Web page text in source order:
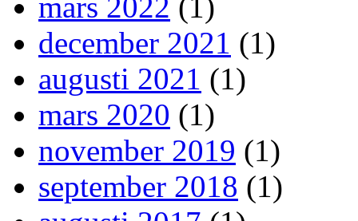
december 2021 (1)
augusti 2021 (1)
mars 2020 (1)
november 2019 (1)
september 2018 (1)